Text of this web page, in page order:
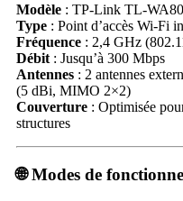
Modèle : TP-Link TL-
Type : Point d’accès Wi-Fi
Fréquence : 2,4 GHz
Débit : Jusqu’à 300 Mbps
Antennes : 2 antennes
(5 dBi, MIMO 2×2)
Couverture : Optimisée
structures
🌐Modes de